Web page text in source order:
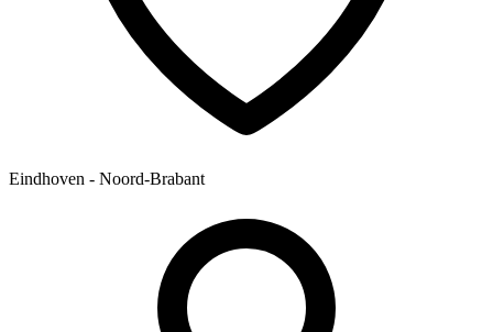
Eindhoven - Noord-Brabant